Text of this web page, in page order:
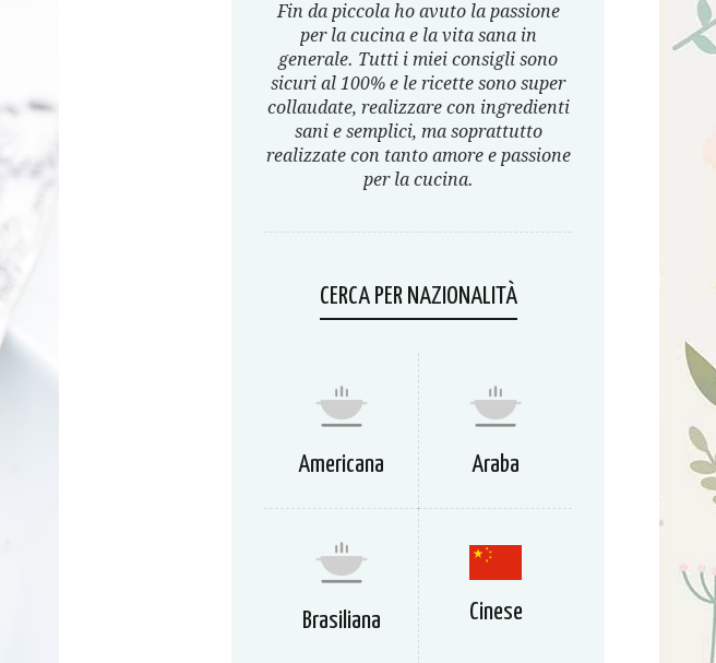
Fin da piccola ho avuto la passione
per la cucina e la vita sana in
generale. Tutti i miei consigli sono
sicuri al 100% e le ricette sono super
collaudate, realizzare con ingredienti
sani e semplici, ma soprattutto
realizzate con tanto amore e passione
per la cucina.
CERCA PER NAZIONALITÀ
Americana Araba
Brasiliana Cinese